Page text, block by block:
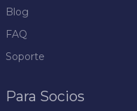
Blog
FAQ
Soporte
Para Socios